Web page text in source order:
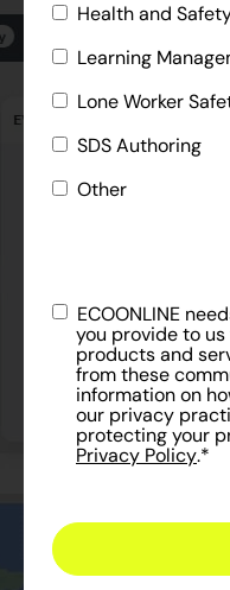
Health and
Learning
Lone Worker
SDS Authoring
Other
ECOONLINE
you provide to
products and
from these
information on
our privacy
protecting your
Privacy Policy.*